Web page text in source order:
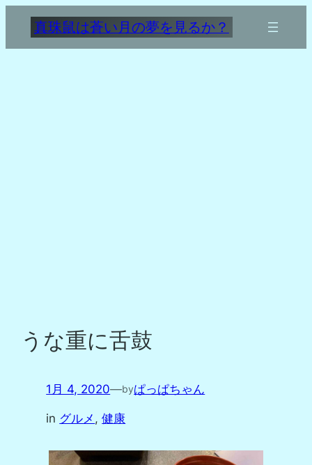
を
真珠鼠は蒼い月の夢を見るか？
うな重に舌鼓
1月 4, 2020—byぱっぱちゃん
in グルメ , 健康